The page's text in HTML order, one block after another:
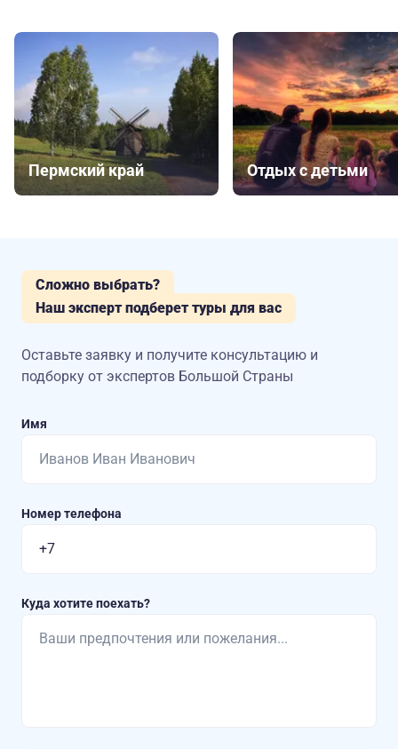
Пермский край Отдых с детьми
Сложно выбрать?
Наш эксперт подберет туры для вас
Оставьте заявку и получите консультацию и
подборку от экспертов Большой Страны
Имя
Номер телефона
Куда хотите поехать?